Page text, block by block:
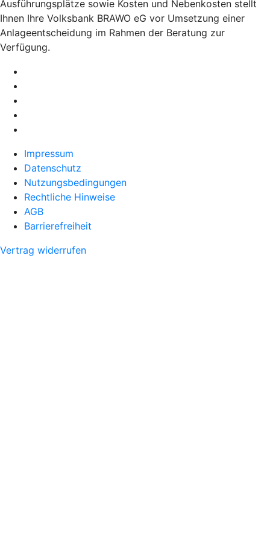
Ausführungsplätze sowie Kosten und Nebenkosten stellt
Ihnen Ihre Volksbank BRAWO eG vor Umsetzung einer
Anlageentscheidung im Rahmen der Beratung zur
Verfügung.
Impressum
Datenschutz
Nutzungsbedingungen
Rechtliche Hinweise
AGB
Barrierefreiheit
Vertrag widerrufen